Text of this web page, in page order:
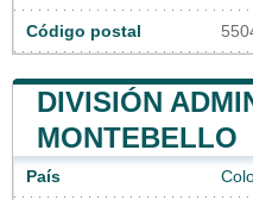
Código postal
DIVISIÓN
MONTEBELLO
País